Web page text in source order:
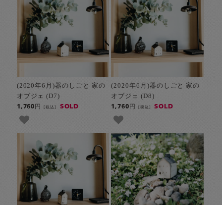
(2020年6月)器のしごと 家の
オブジェ (D7)
1,760円[税込] SOLD
(2020年6月)器のしごと 家の
オブジェ (D8)
1,760円 [税込] SOLD